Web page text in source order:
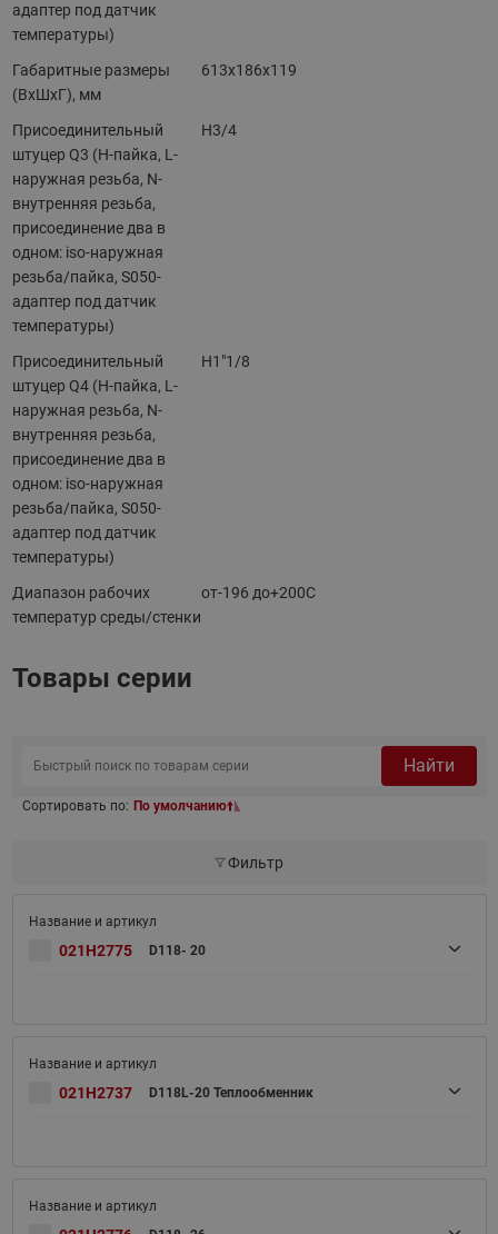
адаптер под датчик
температуры)
Габаритные размеры
(ВхШхГ), мм
613х186х119
Присоединительный
штуцер Q3 (H-пайка, L-
наружная резьба, N-
внутренняя резьба,
присоединение два в
одном: iso-наружная
резьба/пайка, S050-
адаптер под датчик
температуры)
H3/4
Присоединительный
штуцер Q4 (H-пайка, L-
наружная резьба, N-
внутренняя резьба,
присоединение два в
одном: iso-наружная
резьба/пайка, S050-
адаптер под датчик
температуры)
H1"1/8
Диапазон рабочих
температур среды/стенки
от-196 до+200C
Товары серии
Найти
Сортировать по: По умолчанию
Фильтр
021H2775 D118- 20
021H2737 D118L-20 Теплообменник